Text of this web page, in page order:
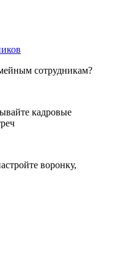
сотрудникам?
кадровые
воронку,